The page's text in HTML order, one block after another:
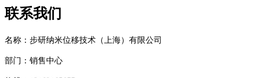
联系我们
名称：步研纳米位移技术（上海）有限公司
部门：销售中心